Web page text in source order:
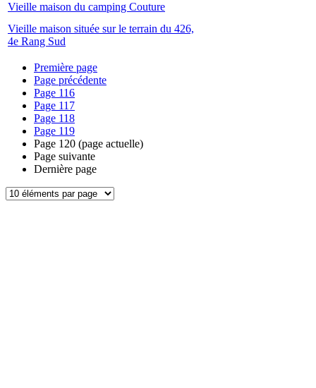
Vieille maison du camping Couture
Vieille maison située sur le terrain du 426,
4e Rang Sud
Première page
Page précédente
Page 116
Page 117
Page 118
Page 119
Page 120 (page actuelle)
Page suivante
Dernière page